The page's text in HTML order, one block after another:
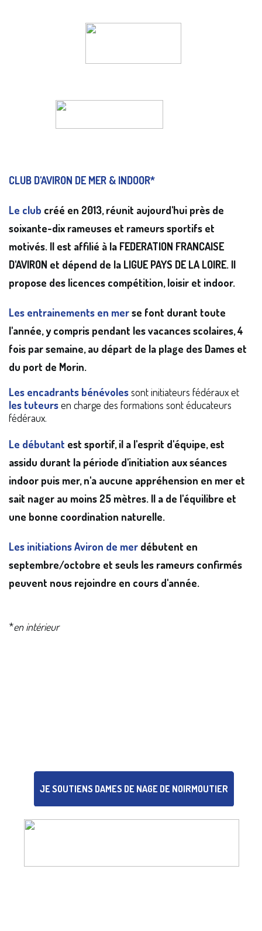
CLUB D'AVIRON DE MER & INDOOR*
Le club créé en 2013, réunit aujourd'hui près de
soixante-dix rameuses et rameurs sportifs et
motivés. Il est affilié à la FEDERATION FRANCAISE
D'AVIRON et dépend de la LIGUE PAYS DE LA LOIRE. Il
propose des licences compétition, loisir et indoor.
Les entrainements en merse font durant toute
l'année, y compris pendant les vacances scolaires, 4
fois par semaine, au départ de la plage des Dames et
du port de Morin.
Les encadrants bénévolessont initiateurs fédéraux et
les tuteursen charge des formations sont éducateurs
fédéraux.
Le débutant est sportif, il a l'esprit d'équipe, est
assidu durant la période d'initiation aux séances
indoor puis mer, n'a aucune appréhension en mer et
sait nager au moins 25 mètres. Il a de l'équilibre et
une bonne coordination naturelle.
Les initiations Aviron de merdébutent en
septembre/octobre et seuls les rameurs confirmés
peuvent nous rejoindre en cours d'année.
*en intérieur
JE SOUTIENS DAMES DE NAGE DE NOIRMOUTIER